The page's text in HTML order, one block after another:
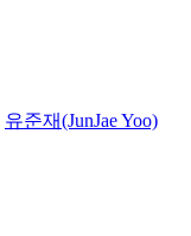
유준재(JunJae Yoo)